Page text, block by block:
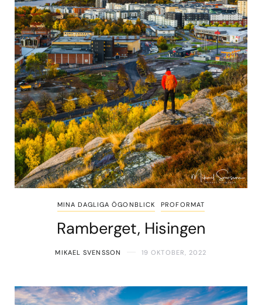
MINA DAGLIGA ÖGONBLICK PROFORMAT
Ramberget, Hisingen
MIKAEL SVENSSON 19 OKTOBER, 2022